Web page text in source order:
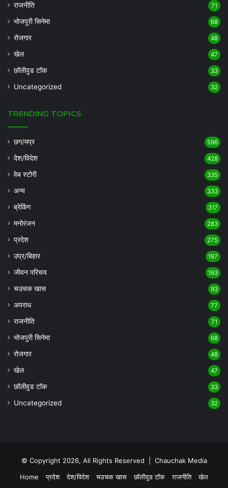
राजनीति 71
भोजपुरी सिनेमा 68
रोजगार 48
खेल 47
छॉलीवुड टॉक 33
Uncategorized 32
TRENDING TOPICS
छग/मप्र 596
देश/विदेश 428
वेब स्टोरी 335
अन्य 333
ब्रेकिंग 317
मनोरंजन 283
प्रदेश 275
उप्र/बिहार 197
जीवन परिचय 193
चउचक खास 93
अपराध 77
राजनीति 71
भोजपुरी सिनेमा 68
रोजगार 48
खेल 47
छॉलीवुड टॉक 33
Uncategorized 32
© Copyright 2026, All Rights Reserved | Chauchak Media
Home
प्रदेश देश/विदेश चउचक खास छॉलीवुड टॉक राजनीति खेल